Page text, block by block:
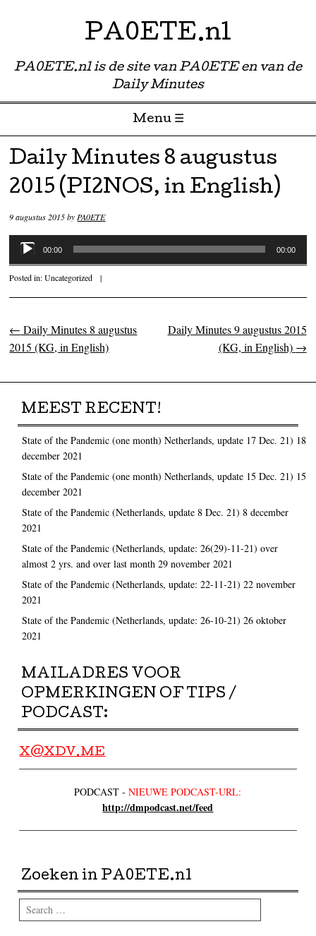
PA0ETE.nl
PA0ETE.nl is de site van PA0ETE en van de
Daily Minutes
Menu ☰
Skip to content
Daily Minutes 8 augustus
2015 (PI2NOS, in English)
9 augustus 2015byPA0ETE
Audiospeler
00:00 00:00
Posted in:Uncategorized |
Post navigation
← Daily Minutes 8 augustus
2015 (KG, in English)
Daily Minutes 9 augustus 2015
(KG, in English) →
MEEST RECENT!
State of the Pandemic (one month) Netherlands, update 17 Dec. 21) 18
december 2021
State of the Pandemic (one month) Netherlands, update 15 Dec. 21) 15
december 2021
State of the Pandemic (Netherlands, update 8 Dec. 21) 8 december
2021
State of the Pandemic (Netherlands, update: 26(29)-11-21) over
almost 2 yrs. and over last month 29 november 2021
State of the Pandemic (Netherlands, update: 22-11-21) 22 november
2021
State of the Pandemic (Netherlands, update: 26-10-21) 26 oktober
2021
MAILADRES VOOR
OPMERKINGEN OF TIPS /
PODCAST:
X@XDV.ME
PODCAST -NIEUWE PODCAST-URL:
http://dmpodcast.net/feed
Zoeken in PA0ETE.nl
Search